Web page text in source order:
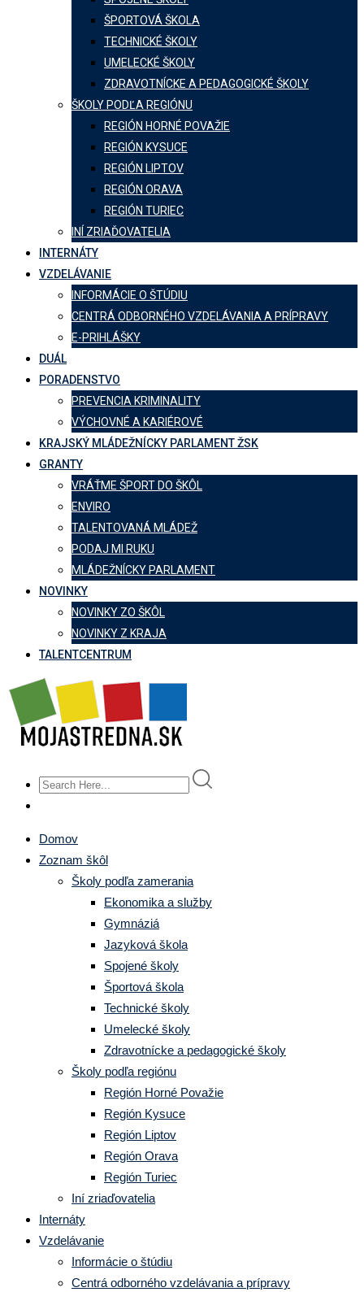
ŠPORTOVÁ ŠKOLA
TECHNICKÉ ŠKOLY
UMELECKÉ ŠKOLY
ZDRAVOTNÍCKE A PEDAGOGICKÉ ŠKOLY
ŠKOLY PODĽA REGIÓNU
REGIÓN HORNÉ POVAŽIE
REGIÓN KYSUCE
REGIÓN LIPTOV
REGIÓN ORAVA
REGIÓN TURIEC
INÍ ZRIAĎOVATELIA
INTERNÁTY
VZDELÁVANIE
INFORMÁCIE O ŠTÚDIU
CENTRÁ ODBORNÉHO VZDELÁVANIA A PRÍPRAVY
E-PRIHLÁŠKY
DUÁL
PORADENSTVO
PREVENCIA KRIMINALITY
VÝCHOVNÉ A KARIÉROVÉ
KRAJSKÝ MLÁDEŽNÍCKY PARLAMENT ŽSK
GRANTY
VRÁŤME ŠPORT DO ŠKÔL
ENVIRO
TALENTOVANÁ MLÁDEŽ
PODAJ MI RUKU
MLÁDEŽNÍCKY PARLAMENT
NOVINKY
NOVINKY ZO ŠKÔL
NOVINKY Z KRAJA
TALENTCENTRUM
Domov
Zoznam škôl
Školy podľa zamerania
Ekonomika a služby
Gymnáziá
Jazyková škola
Spojené školy
Športová škola
Technické školy
Umelecké školy
Zdravotnícke a pedagogické školy
Školy podľa regiónu
Región Horné Považie
Región Kysuce
Región Liptov
Región Orava
Región Turiec
Iní zriaďovatelia
Internáty
Vzdelávanie
Informácie o štúdiu
Centrá odborného vzdelávania a prípravy